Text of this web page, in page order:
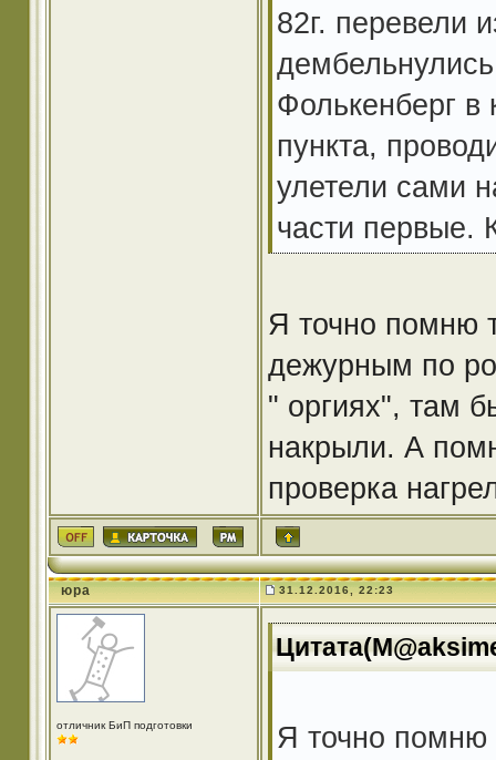
82г. перевели
Фолькенберг в
пункта,
улетели сами
части первые.
Я точно помню
дежурным по
" оргиях", там
накрыли. А
проверка
юра 31.12.2016, 22:23
отличник БиП подготовки
Я точно помню